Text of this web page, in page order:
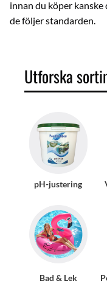
innan du köper
de följer standarden.
Utforska
pH-justering
Bad & Lek